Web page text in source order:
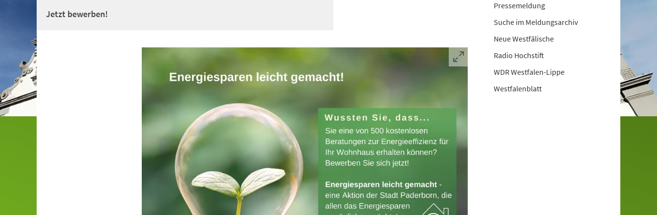
Jetzt bewerben!
Pressemeldung
Suche im Meldungsarchiv
Neue Westfälische
Radio Hochstift
WDR Westfalen-Lippe
Westfalenblatt